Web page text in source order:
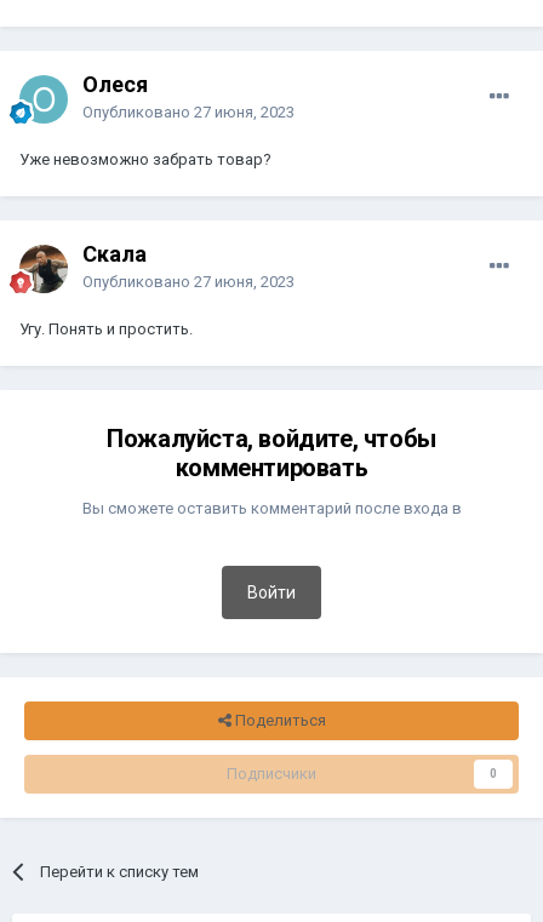
Олеся
Опубликовано 27 июня, 2023
Уже невозможно забрать товар?
Скала
Опубликовано 27 июня, 2023
Угу. Понять и простить.
Пожалуйста, войдите, чтобы
комментировать
Вы сможете оставить комментарий после входа в
Войти
Поделиться
Подписчики 0
Перейти к списку тем